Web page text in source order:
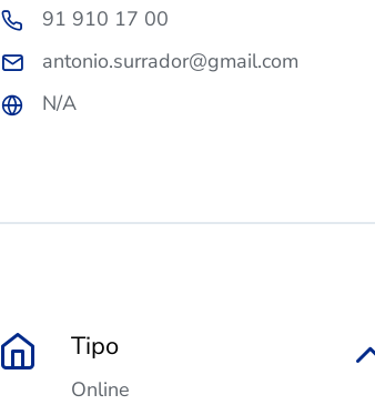
91 910 17 00
antonio.surrador@gmail.com
N/A
Tipo
Online